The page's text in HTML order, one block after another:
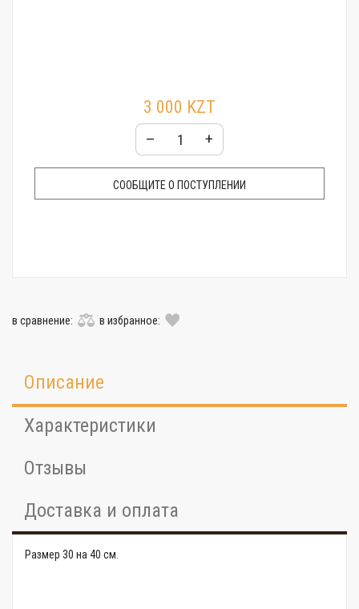
3 000 KZT
– +
СООБЩИТЕ О ПОСТУПЛЕНИИ
в сравнение: в избранное:
Описание
Характеристики
Отзывы
Доставка и оплата
Размер 30 на 40 см.